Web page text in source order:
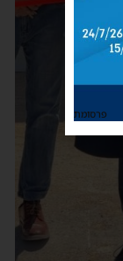
פרסומת